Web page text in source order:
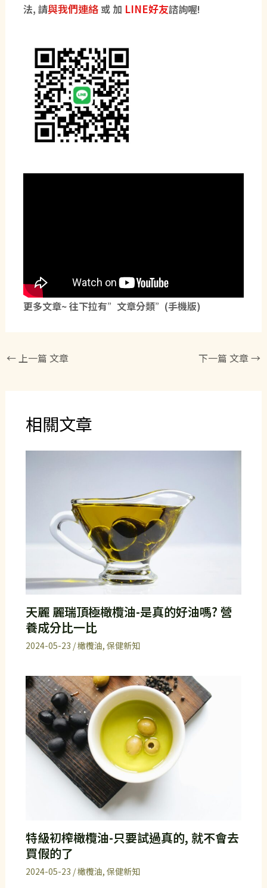
法, 請與我們連絡或 加 LINE好友諮詢喔!
更多文章~ 往下拉有”文章分類”(手機版)
←上一篇 文章 下一篇 文章→
相關文章
天麗 麗瑞頂極橄欖油-是真的好油嗎? 營
養成分比一比
2024-05-23 /橄欖油, 保健新知
特級初榨橄欖油-只要試過真的, 就不會去
買假的了
2024-05-23 /橄欖油, 保健新知